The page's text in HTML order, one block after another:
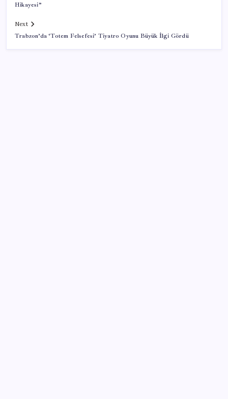
Hikayesi”
Next
Trabzon’da ‘Totem Felsefesi’ Tiyatro Oyunu Büyük İlgi Gördü